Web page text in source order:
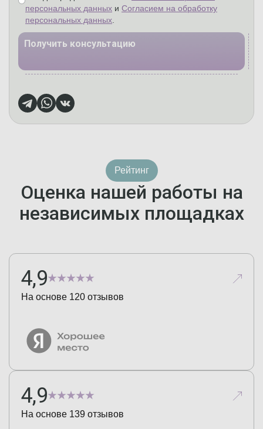
персональных данных и Согласием на обработку
персональных данных.
Получить консультацию
Рейтинг
Оценка нашей работы на
независимых площадках
4,9
На основе 120 отзывов
4,9
На основе 139 отзывов